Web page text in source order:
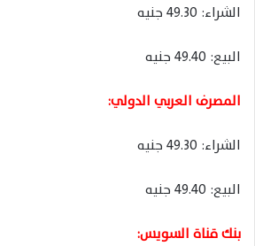
الشراء: 49.30 جنيه
البيع: 49.40 جنيه
المصرف العربي الدولي:
الشراء: 49.30 جنيه
البيع: 49.40 جنيه
بنك قناة السويس: